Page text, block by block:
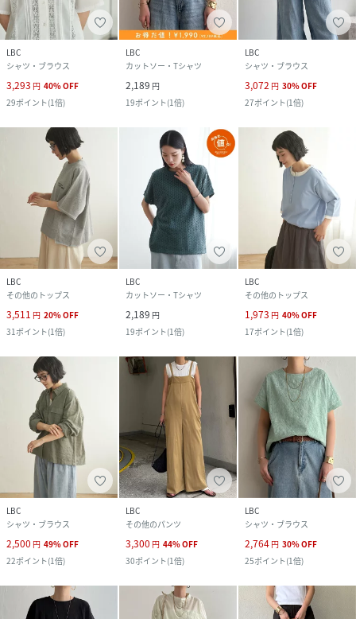
LBC
シャツ・ブラウス
3,293 円 40%OFF
29ポイント(1倍)
LBC
カットソー・Tシャツ
2,189 円
19ポイント(1倍)
LBC
シャツ・ブラウス
3,072 円 30%OFF
27ポイント(1倍)
LBC
その他のトップス
3,511 円 20%OFF
31 ポイント(1倍)
LBC
カットソー・Tシャツ
2,189 円
19ポイント(1倍)
LBC
その他のトップス
1,973 円 40%OFF
17ポイント(1倍)
LBC
シャツ・ブラウス
2,500 円 49%OFF
22ポイント(1倍)
LBC
その他のパンツ
3,300 円 44%OFF
30ポイント(1倍)
LBC
シャツ・ブラウス
2,764 円 30%OFF
25ポイント(1倍)